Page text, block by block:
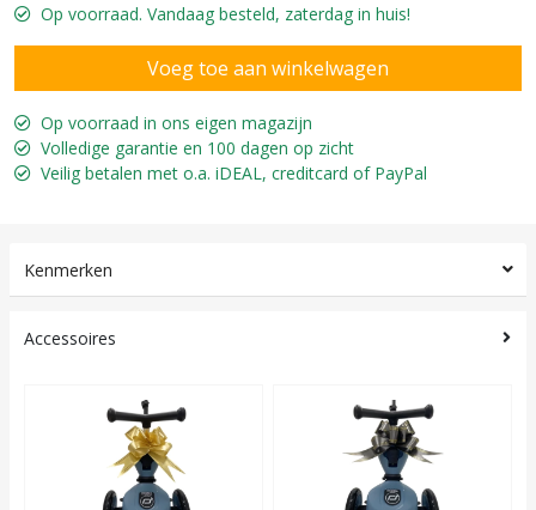
Op voorraad. Vandaag besteld, zaterdag in huis!
Op voorraad in ons eigen magazijn
Volledige garantie en 100 dagen op zicht
Veilig betalen met o.a. iDEAL, creditcard of PayPal
Kenmerken
Accessoires